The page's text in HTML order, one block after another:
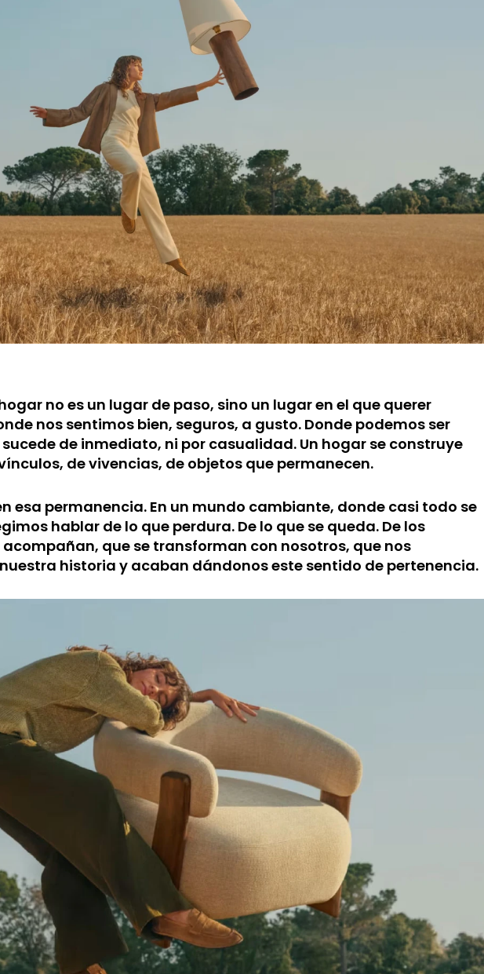
no es un lugar de paso, sino un lugar en el que querer
nos sentimos bien, seguros, a gusto. Donde podemos ser
de inmediato, ni por casualidad. Un hogar se construye
de vivencias, de objetos que permanecen.
esa permanencia. En un mundo cambiante, donde casi todo se
hablar de lo que perdura. De lo que se queda. De los
que se transforman con nosotros, que nos
historia y acaban dándonos este sentido de pertenencia.